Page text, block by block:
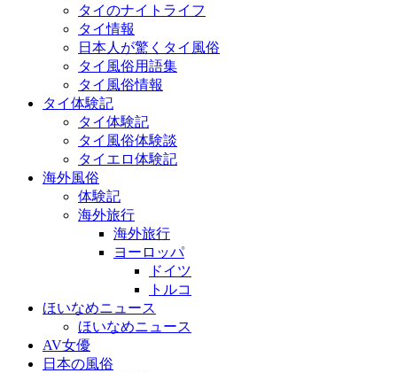
タイのナイトライフ
タイ情報
日本人が驚くタイ風俗
タイ風俗用語集
タイ風俗情報
タイ体験記
タイ体験記
タイ風俗体験談
タイエロ体験記
海外風俗
体験記
海外旅行
海外旅行
ヨーロッパ
ドイツ
トルコ
ほいなめニュース
ほいなめニュース
AV女優
日本の風俗